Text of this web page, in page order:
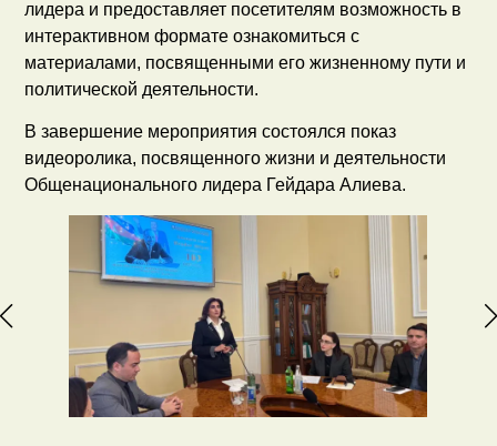
лидера и предоставляет посетителям возможность в
интерактивном формате ознакомиться с
материалами, посвященными его жизненному пути и
политической деятельности.
В завершение мероприятия состоялся показ
видеоролика, посвященного жизни и деятельности
Общенационального лидера Гейдара Алиева.